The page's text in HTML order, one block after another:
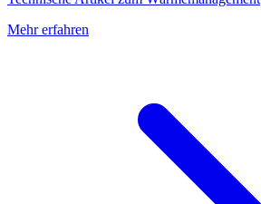
Mehr erfahren